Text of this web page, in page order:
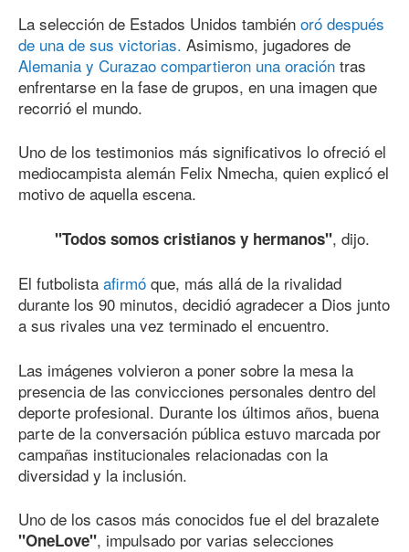
La selección de Estados Unidos también oró después
de una de sus victorias. Asimismo, jugadores de
Alemania y Curazao compartieron una oración tras
enfrentarse en la fase de grupos, en una imagen que
recorrió el mundo.
Uno de los testimonios más significativos lo ofreció el
mediocampista alemán Felix Nmecha, quien explicó el
motivo de aquella escena.
"Todos somos cristianos y hermanos", dijo.
El futbolista afirmó que, más allá de la rivalidad
durante los 90 minutos, decidió agradecer a Dios junto
a sus rivales una vez terminado el encuentro.
Las imágenes volvieron a poner sobre la mesa la
presencia de las convicciones personales dentro del
deporte profesional. Durante los últimos años, buena
parte de la conversación pública estuvo marcada por
campañas institucionales relacionadas con la
diversidad y la inclusión.
Uno de los casos más conocidos fue el del brazalete
"OneLove", impulsado por varias selecciones